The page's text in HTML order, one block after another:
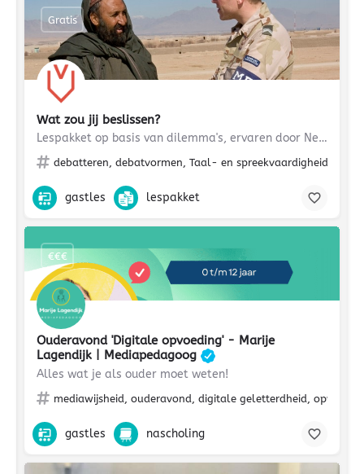
Wat zou jij beslissen?
Lespakket op basis van dilemma's, ervaren door Nederlandse veteranen
debatteren, debatvormen, Taal- en spreekvaardigheid,
Gratis
gastles lespakket
Ouderavond 'Digitale opvoeding' - Marije
Lagendijk | Mediapedagoog
Alles wat je als ouder moet weten!
mediawijsheid, ouderavond, digitale geletterdheid,
€€€
gastles nascholing